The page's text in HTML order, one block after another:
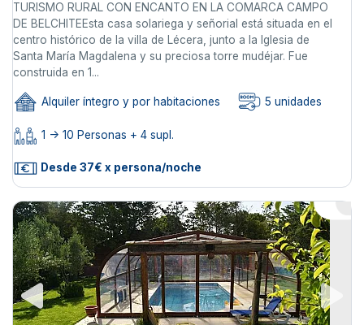
TURISMO RURAL CON ENCANTO EN LA COMARCA CAMPO
DE BELCHITEEsta casa solariega y señorial está situada en el
centro histórico de la villa de Lécera, junto a la Iglesia de
Santa María Magdalena y su preciosa torre mudéjar. Fue
construida en 1...
Alquiler íntegro y por habitaciones 5 unidades
1 -> 10 Personas + 4 supl.
Desde 37€ x persona/noche